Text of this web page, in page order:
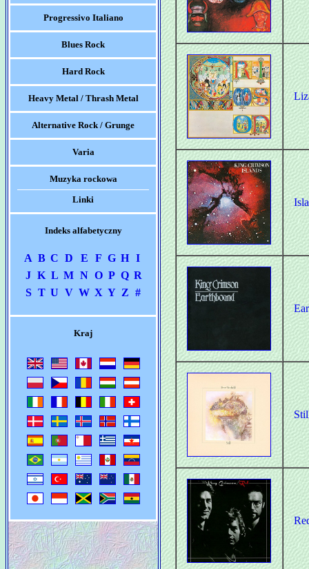
Progressivo Italiano
Blues Rock
Hard Rock
Heavy Metal / Thrash Metal
Alternative Rock / Grunge
Varia
Muzyka rockowa
Linki
Indeks alfabetyczny
A B C D E F G H I
J K L M N O P Q R
S T U V W X Y Z #
Kraj